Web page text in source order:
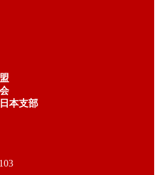
本支部